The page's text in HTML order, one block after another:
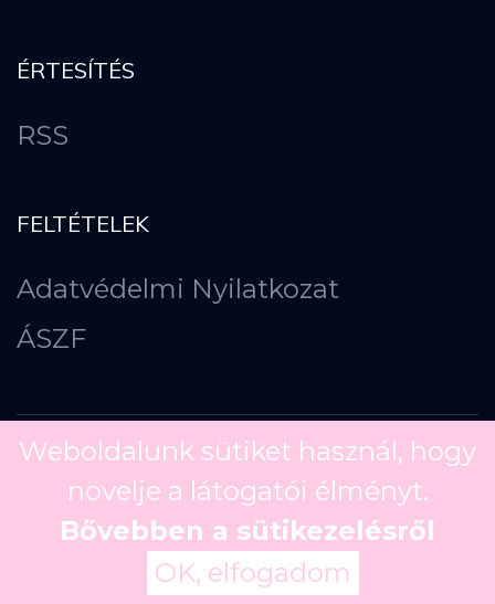
ÉRTESÍTÉS
RSS
FELTÉTELEK
Adatvédelmi Nyilatkozat
ÁSZF
Copyright © 2026
Weboldalunk sütiket használ, hogy
növelje a látogatói élményt.
Bővebben a sütikezelésről
OK, elfogadom